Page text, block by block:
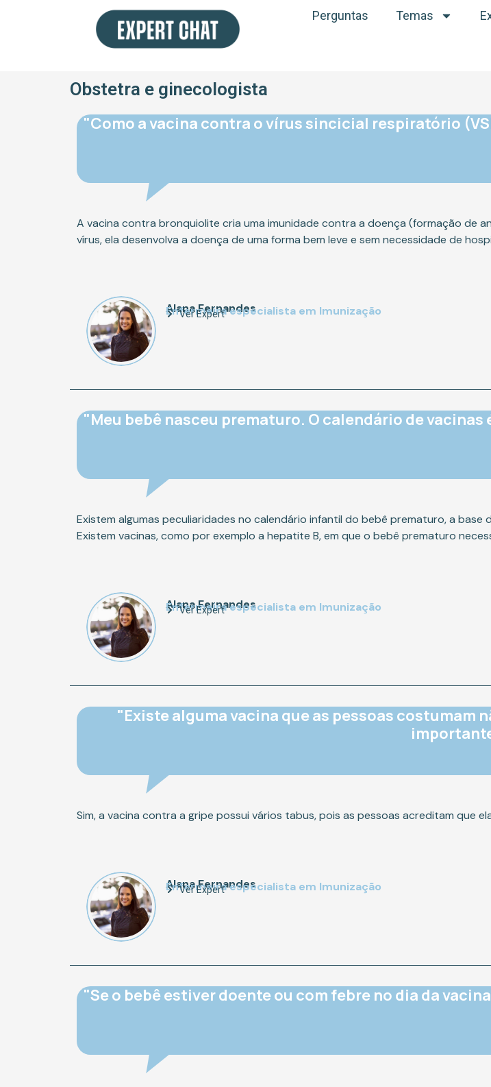
Perguntas Temas
Obstetra e ginecologista
"Como a vacina contra o vírus sincicial respiratório
A vacina contra bronquiolite cria uma imunidade contra a doença (formação de
vírus, ela desenvolva a doença de uma forma bem leve e sem necessidade de
Alana Fernandes
Enfermeira especialista em Imunização
Ver Expert
"Meu bebê nasceu prematuro. O calendário de vacinas
Existem algumas peculiaridades no calendário infantil do bebê prematuro, a
Existem vacinas, como por exemplo a hepatite B, em que o bebê prematuro
Alana Fernandes
Enfermeira especialista em Imunização
Ver Expert
"Existe alguma vacina que as pessoas costumam
Sim, a vacina contra a gripe possui vários tabus, pois as pessoas acreditam que
Alana Fernandes
Enfermeira especialista em Imunização
Ver Expert
"Se o bebê estiver doente ou com febre no dia da